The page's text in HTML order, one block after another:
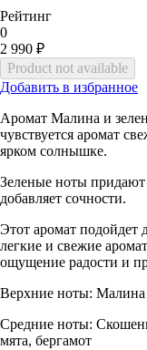
Рейтинг
0
2 990 ₽
Добавить в избранное
Аромат Малина и
чувствуется аромат
ярком солнышке.
Зеленые ноты придают
добавляет сочности.
Этот аромат подойдет
легкие и свежие
ощущение радости и
Верхние ноты: Малина
Средние ноты:
мята, бергамот